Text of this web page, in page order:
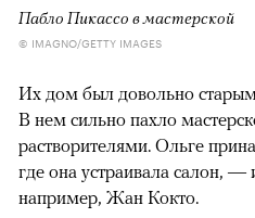
Пабло Пикассо в мастерской
© IMAGNO/GETTY IMAGES
Их дом был довольно
В нем сильно пахло
растворителями. Ольге
где она устраивала салон, —
например, Жан Кокто.